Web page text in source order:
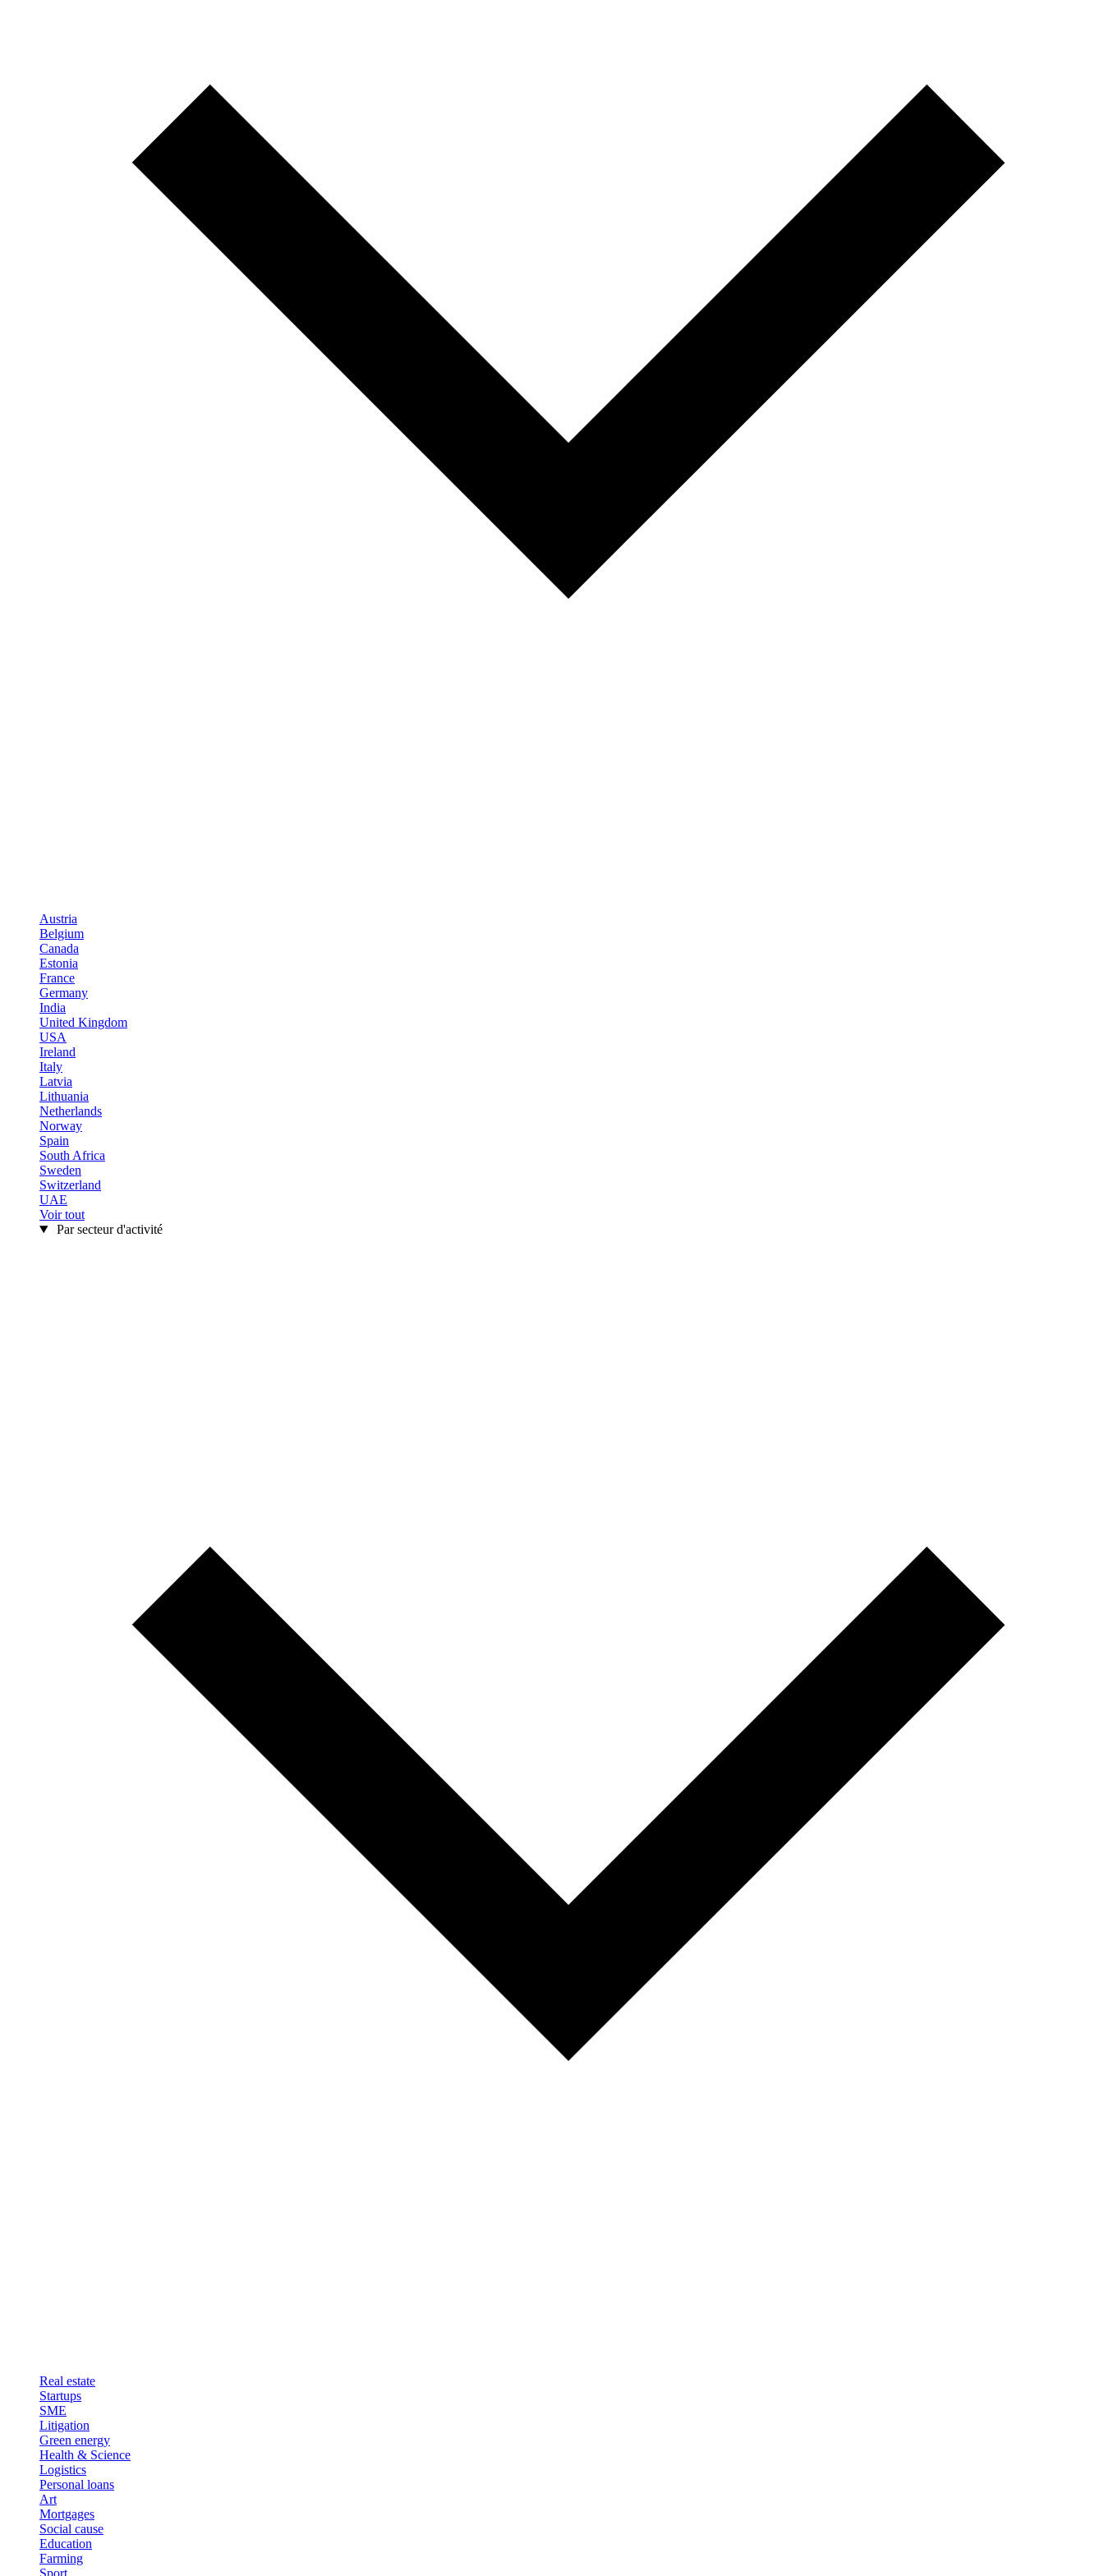
Austria
Belgium
Canada
Estonia
France
Germany
India
United Kingdom
USA
Ireland
Italy
Latvia
Lithuania
Netherlands
Norway
Spain
South Africa
Sweden
Switzerland
UAE
Voir tout
Par secteur d'activité
Real estate
Startups
SME
Litigation
Green energy
Health & Science
Logistics
Personal loans
Art
Mortgages
Social cause
Education
Farming
Sport